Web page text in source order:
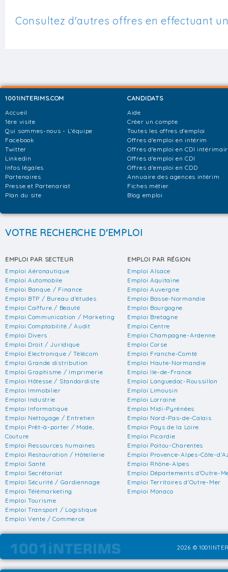
Consultez d'autres offres en effectuant
1001INTERIMS.COM
Accueil
1ère visite
Qui sommes-nous - L'équipe
Facebook
Twitter
Linkedin
Infos légales
Partenaires
Presse et Partenariat
Plan du site
CANDIDATS
Aide
Créer un compte
Toutes les offres d'emploi
Offres d'emploi en intérim
Offres d'emploi en CDI
Offres d'emploi en CDI
Offres d'emploi en CDD
Annuaire des agences intérim
Fiches métier
Blog emploi
VOTRE RECHERCHE D'EMPLOI
EMPLOI PAR SECTEUR
Emploi Aéronautique
Emploi Automobile
Emploi Banque / Finance
Emploi BTP / Bureau d'études
Emploi Coiffure / Beauté
Emploi Communication / Marketing
Emploi Comptabilité / Audit
Emploi Divers
Emploi Droit / Juridique
Emploi Electronique / Télécom
Emploi Grande distribution
Emploi Graphisme / Imprimerie
Emploi Hôtesse / Standardiste
Emploi Immobilier
Emploi Industrie
Emploi Informatique
Emploi Nettoyage / Entretien
Emploi Prêt-à-porter / Mode,
Couture
Emploi Ressources humaines
Emploi Restauration / Hôtellerie
Emploi Santé
Emploi Secrétariat
Emploi Sécurité / Gardiennage
Emploi Télémarketing
Emploi Tourisme
Emploi Transport / Logistique
Emploi Vente / Commerce
EMPLOI PAR RÉGION
Emploi Alsace
Emploi Aquitaine
Emploi Auvergne
Emploi Basse-Normandie
Emploi Bourgogne
Emploi Bretagne
Emploi Centre
Emploi Champagne-Ardenne
Emploi Corse
Emploi Franche-Comté
Emploi Haute-Normandie
Emploi Ile-de-France
Emploi Languedoc-Roussillon
Emploi Limousin
Emploi Lorraine
Emploi Midi-Pyrénées
Emploi Nord-Pas-de-Calais
Emploi Pays de la Loire
Emploi Picardie
Emploi Poitou-Charentes
Emploi Provence-Alpes-Côte-
Emploi Rhône-Alpes
Emploi Départements d'Outre-
Emploi Territoires d'Outre-Mer
Emploi Monaco
2026 ©